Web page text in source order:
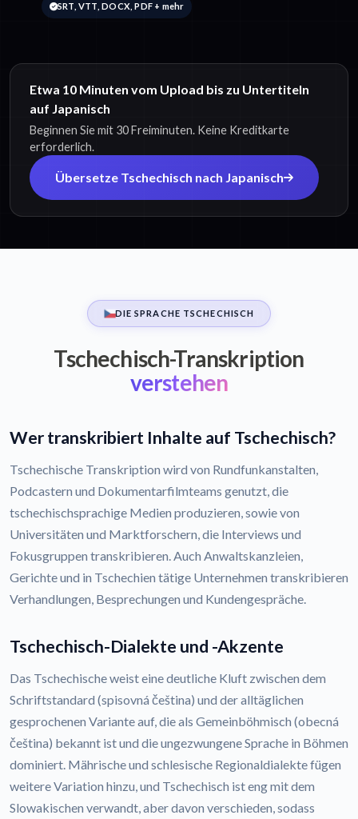
SRT, VTT, DOCX, PDF + mehr
Etwa 10 Minuten vom Upload bis zu Untertiteln
auf Japanisch
Beginnen Sie mit 30 Freiminuten. Keine Kreditkarte
erforderlich.
Übersetze Tschechisch nach Japanisch
DIE SPRACHE TSCHECHISCH
Tschechisch-Transkription
verstehen
Wer transkribiert Inhalte auf Tschechisch?
Tschechische Transkription wird von Rundfunkanstalten,
Podcastern und Dokumentarfilmteams genutzt, die
tschechischsprachige Medien produzieren, sowie von
Universitäten und Marktforschern, die Interviews und
Fokusgruppen transkribieren. Auch Anwaltskanzleien,
Gerichte und in Tschechien tätige Unternehmen transkribieren
Verhandlungen, Besprechungen und Kundengespräche.
Tschechisch-Dialekte und -Akzente
Das Tschechische weist eine deutliche Kluft zwischen dem
Schriftstandard (spisovná čeština) und der alltäglichen
gesprochenen Variante auf, die als Gemeinböhmisch (obecná
čeština) bekannt ist und die ungezwungene Sprache in Böhmen
dominiert. Mährische und schlesische Regionaldialekte fügen
weitere Variation hinzu, und Tschechisch ist eng mit dem
Slowakischen verwandt, aber davon verschieden, sodass